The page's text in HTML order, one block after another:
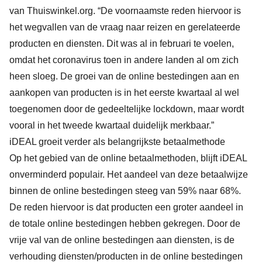
van Thuiswinkel.org. “De voornaamste reden hiervoor is
het wegvallen van de vraag naar reizen en gerelateerde
producten en diensten. Dit was al in februari te voelen,
omdat het coronavirus toen in andere landen al om zich
heen sloeg. De groei van de online bestedingen aan en
aankopen van producten is in het eerste kwartaal al wel
toegenomen door de gedeeltelijke lockdown, maar wordt
vooral in het tweede kwartaal duidelijk merkbaar.”
iDEAL groeit verder als belangrijkste betaalmethode
Op het gebied van de online betaalmethoden, blijft iDEAL
onverminderd populair. Het aandeel van deze betaalwijze
binnen de online bestedingen steeg van 59% naar 68%.
De reden hiervoor is dat producten een groter aandeel in
de totale online bestedingen hebben gekregen. Door de
vrije val van de online bestedingen aan diensten, is de
verhouding diensten/producten in de online bestedingen